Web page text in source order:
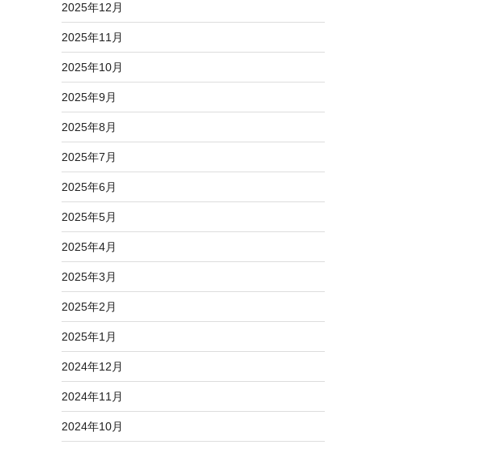
2025年12月
2025年11月
2025年10月
2025年9月
2025年8月
2025年7月
2025年6月
2025年5月
2025年4月
2025年3月
2025年2月
2025年1月
2024年12月
2024年11月
2024年10月